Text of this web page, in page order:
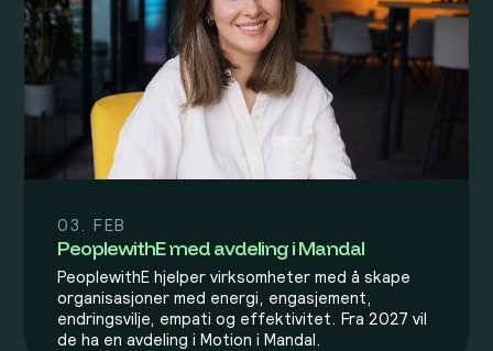
03. FEB
PeoplewithE med avdeling i Mandal
PeoplewithE hjelper virksomheter med å skape
organisasjoner med energi, engasjement,
endringsvilje, empati og effektivitet. Fra 2027 vil
de ha en avdeling i Motion i Mandal.